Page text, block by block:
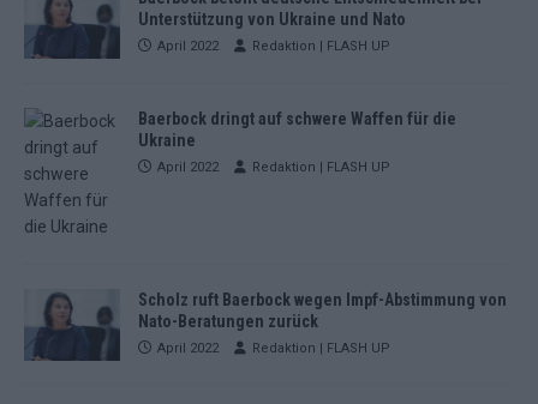
Unterstützung von Ukraine und Nato
April 2022 Redaktion | FLASH UP
Baerbock dringt auf schwere Waffen für die
Ukraine
April 2022 Redaktion | FLASH UP
Scholz ruft Baerbock wegen Impf-Abstimmung von
Nato-Beratungen zurück
April 2022 Redaktion | FLASH UP